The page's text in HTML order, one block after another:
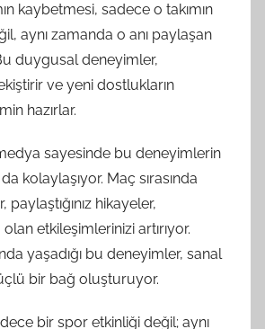
kaybetmesi, sadece o takımın
aynı zamanda o anı paylaşan
duygusal deneyimler,
ve yeni dostlukların
hazırlar.
sayesinde bu deneyimlerin
kolaylaşıyor. Maç sırasında
paylaştığınız hikayeler,
olan etkileşimlerinizi artırıyor.
yaşadığı bu deneyimler, sanal
bir bağ oluşturuyor.
bir spor etkinliği değil; aynı